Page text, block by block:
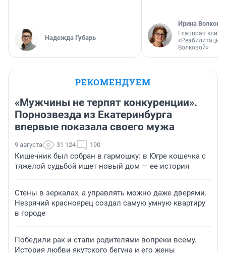
Надежда Губарь
Ирина Волкова
Главврач
«Реабилитация
Волковой»
РЕКОМЕНДУЕМ
«Мужчины не терпят конкуренции».
Порнозвезда из Екатеринбурга
впервые показала своего мужа
9 августа 31 124 190
Кишечник был собран в гармошку: в Югре кошечка с
тяжелой судьбой ищет новый дом — ее история
Стены в зеркалах, а управлять можно даже дверями.
Незрячий красноярец создал самую умную квартиру
в городе
Победили рак и стали родителями вопреки всему.
История любви якутского бегуна и его жены